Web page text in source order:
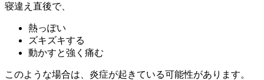
寝違え直後で、
熱っぽい
ズキズキする
動かすと強く痛む
このような場合は、炎症が起きている可能性があります。